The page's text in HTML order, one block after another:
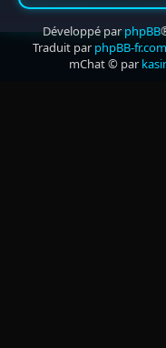
Développé parphpBB
Traduit par phpBB-fr.com
mChat © par